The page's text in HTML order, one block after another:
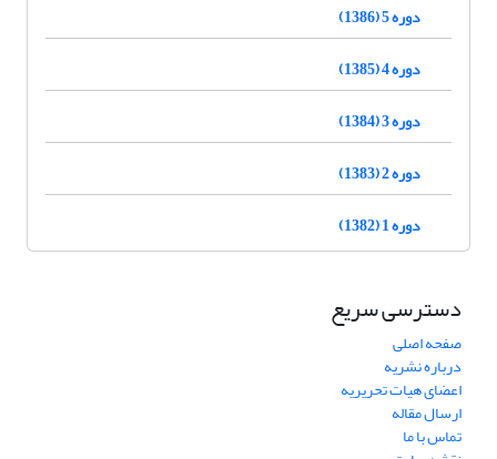
دوره 5 (1386)
دوره 4 (1385)
دوره 3 (1384)
دوره 2 (1383)
دوره 1 (1382)
دسترسی سریع
صفحه اصلی
درباره نشریه
اعضای هیات تحریریه
ارسال مقاله
تماس با ما